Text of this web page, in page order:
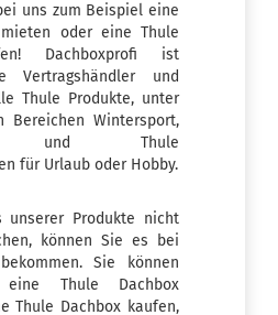
uns zum Beispiel eine
oder eine Thule
Dachboxprofi ist
Vertragshändler und
Thule Produkte, unter
Bereichen Wintersport,
und Thule
für Urlaub oder Hobby.
unserer Produkte nicht
können Sie es bei
Sie können
eine Thule Dachbox
Thule Dachbox kaufen,